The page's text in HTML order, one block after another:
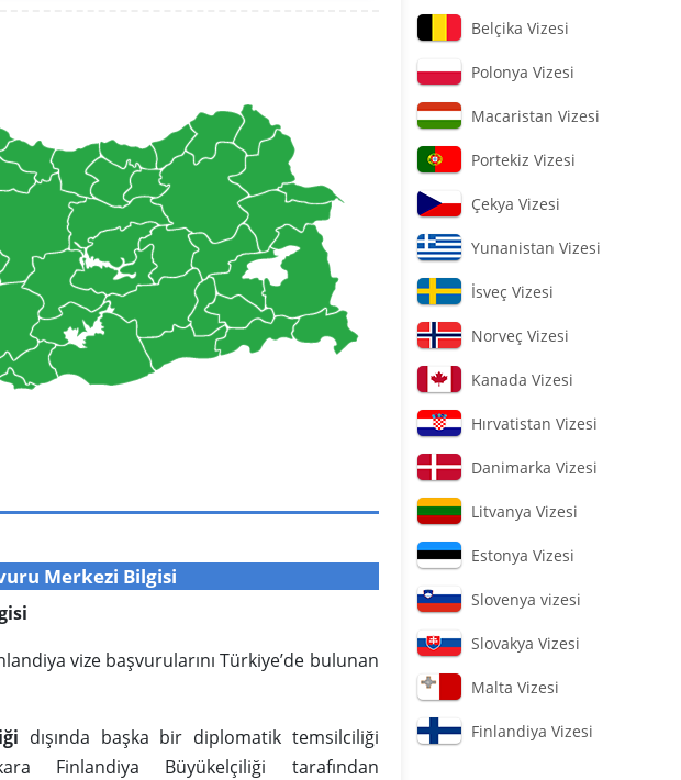
Merkezi Bilgisi
vize başvurularını Türkiye’de bulunan
dışında başka bir diplomatik temsilciliği
Finlandiya Büyükelçiliği tarafından
Belçika Vizesi
Polonya Vizesi
Macaristan Vizesi
Portekiz Vizesi
Çekya Vizesi
Yunanistan Vizesi
İsveç Vizesi
Norveç Vizesi
Kanada Vizesi
Hırvatistan Vizesi
Danimarka Vizesi
Litvanya Vizesi
Estonya Vizesi
Slovenya vizesi
Slovakya Vizesi
Malta Vizesi
Finlandiya Vizesi